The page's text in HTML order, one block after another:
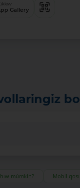
Gallery
múmkin? Mobil